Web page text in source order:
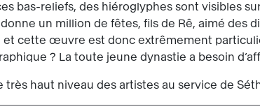
bas-reliefs, des hiéroglyphes sont visibles
un million de fêtes, fils de Rê, aimé des
et cette œuvre est donc extrêmement
? La toute jeune dynastie a besoin
haut niveau des artistes au service de